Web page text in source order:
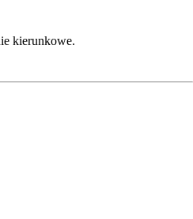
kierunkowe.